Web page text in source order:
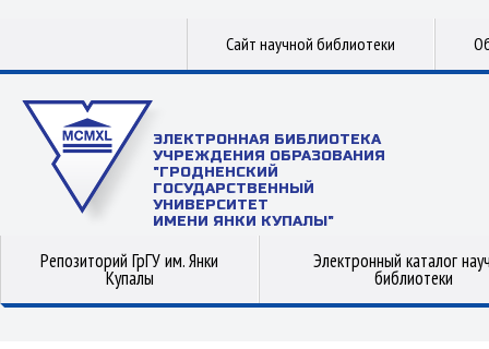
Сайт научной библиотеки
ЭЛЕКТРОННАЯ БИБЛИОТЕКА
УЧРЕЖДЕНИЯ ОБРАЗОВАНИЯ
"ГРОДНЕНСКИЙ
ГОСУДАРСТВЕННЫЙ
УНИВЕРСИТЕТ
ИМЕНИ ЯНКИ КУПАЛЫ"
Репозиторий ГрГУ им. Янки
Купалы
Электронный каталог
библиотеки